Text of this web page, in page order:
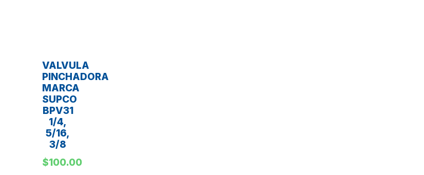
VALVULA
PINCHADORA
MARCA
SUPCO
BPV31
1/4,
5/16,
3/8
$100.00